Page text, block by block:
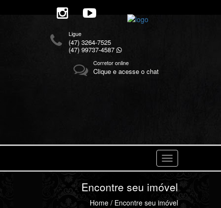
Ligue
(47) 3264-7525
(47) 99737-4587
Corretor online
Clique e acesse o chat
Navegaçåo
Encontre seu imóvel
Home / Encontre seu imóvel